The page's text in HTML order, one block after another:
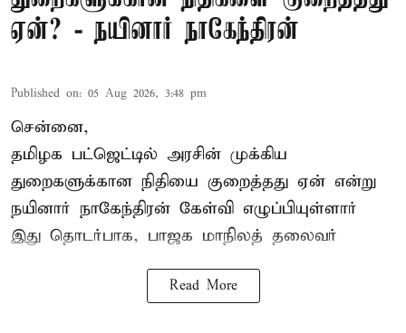
ஏன்? - நயினார் நாகேந்திரன்
Published on: 05 Aug 2026, 3:48 pm
சென்னை,
தமிழக பட்ஜெட்டில் அரசின் முக்கிய
துறைகளுக்கான நிதியை குறைத்தது ஏன் என்று
நயினார் நாகேந்திரன் கேள்வி எழுப்பியுள்ளார்
இது தொடர்பாக, பாஜக மாநிலத் தலைவர்
Read More